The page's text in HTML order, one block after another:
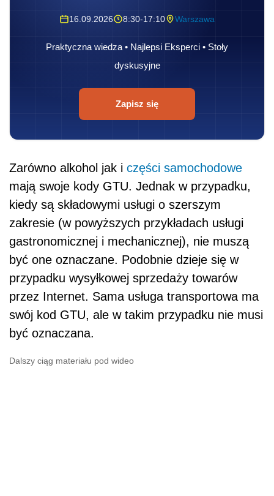
16.09.2026 8:30-17:10 Warszawa
Praktyczna wiedza • Najlepsi Eksperci • Stoły
dyskusyjne
Zapisz się
Zarówno alkohol jak i części samochodowe
mają swoje kody GTU. Jednak w przypadku,
kiedy są składowymi usługi o szerszym
zakresie (w powyższych przykładach usługi
gastronomicznej i mechanicznej), nie muszą
być one oznaczane. Podobnie dzieje się w
przypadku wysyłkowej sprzedaży towarów
przez Internet. Sama usługa transportowa ma
swój kod GTU, ale w takim przypadku nie musi
być oznaczana.
Dalszy ciąg materiału pod wideo